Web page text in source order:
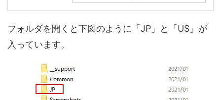
フォルダを開くと下図のように「JP」と「US」が
入っています。